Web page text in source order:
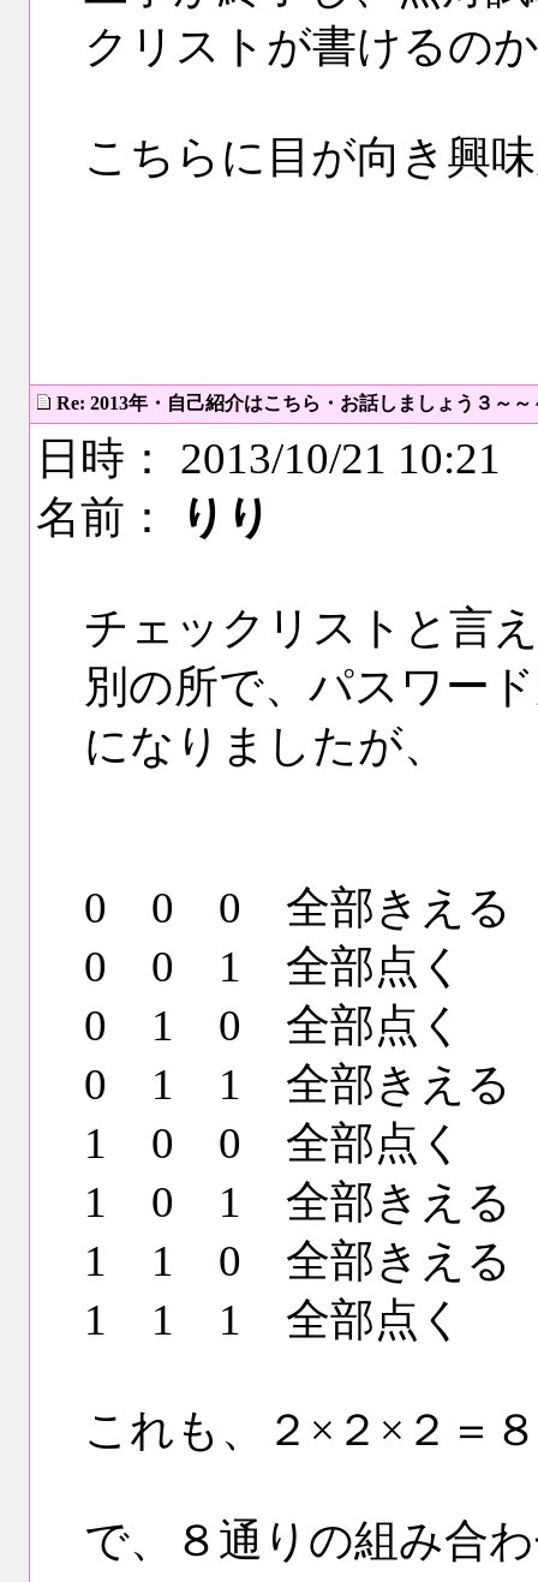
クリストが書けるの
こちらに目が向き興
Re: 2013年・自己紹介はこちら・お話しましょう３～
日時： 2013/10/21 10:21
名前：
りり
チェックリストと言
別の所で、パスワー
になりましたが、
0 0 0 全部きえる
0 0 1 全部点く
0 1 0 全部点く
0 1 1 全部きえる
1 0 0 全部点く
1 0 1 全部きえる
1 1 0 全部きえる
1 1 1 全部点く
これも、２×２×２＝８
で、８通りの組み合